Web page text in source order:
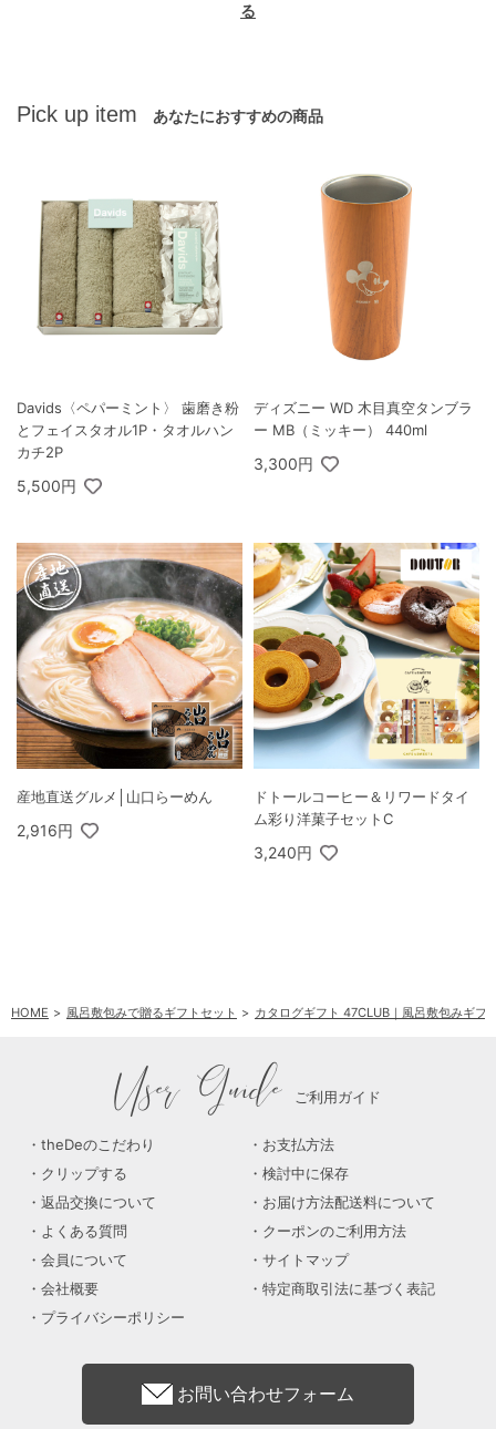
る
Pick up item あなたにおすすめの商品
Davids〈ペパーミント〉 歯磨き粉
とフェイスタオル1P・タオルハン
カチ2P
5,500円
ディズニー WD 木目真空タンブラ
ー MB（ミッキー） 440ml
3,300円
産地直送グルメ│山口らーめん
2,916円
ドトールコーヒー＆リワードタイ
ム彩り洋菓子セットC
3,240円
HOME 風呂敷包みで贈るギフトセット カタログギフト 47CLUB｜風呂敷包みギフ
User Guide ご利用ガイド
theDeのこだわり
お支払方法
クリップする
検討中に保存
返品交換について
お届け方法配送料について
よくある質問
クーポンのご利用方法
会員について
サイトマップ
会社概要
特定商取引法に基づく表記
プライバシーポリシー
お問い合わせフォーム